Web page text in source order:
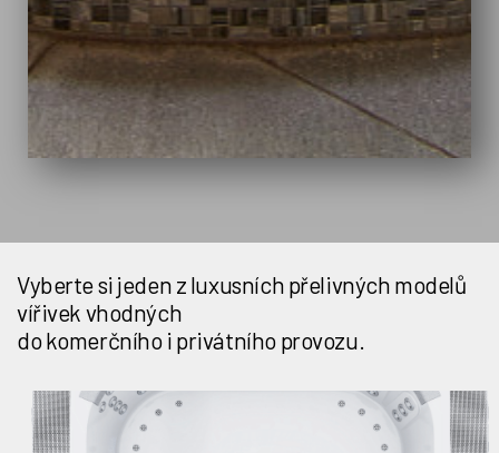
Vyberte si jeden z luxusních přelivných modelů
vířivek vhodných
do komerčního i privátního provozu.